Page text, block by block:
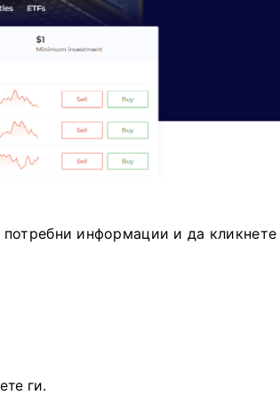
потребни информации и да кликнете
ги.